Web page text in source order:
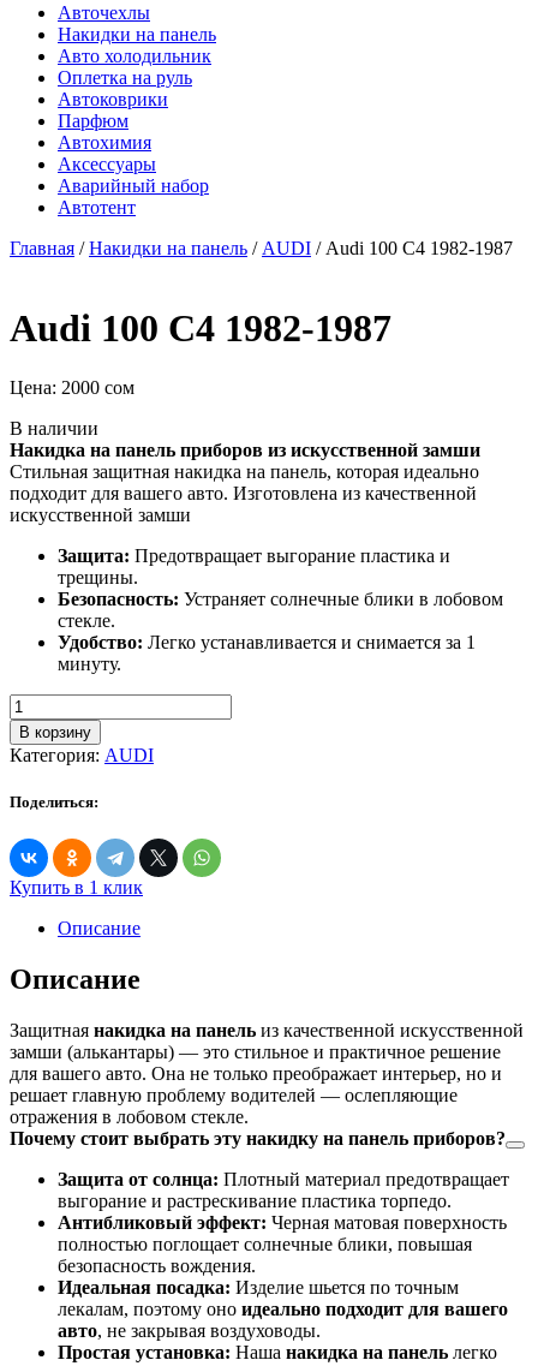
Авточехлы
Накидки на панель
Авто холодильник
Оплетка на руль
Автоковрики
Парфюм
Автохимия
Аксессуары
Аварийный набор
Автотент
Главная /Накидки на панель / AUDI / Audi 100 C4 1982-1987
Audi 100 C4 1982-1987
Цена: 2000 сом
В наличии
Накидка на панель приборов из искусственной замши
Стильная защитная накидка на панель, которая идеально
подходит для вашего авто. Изготовлена из качественной
искусственной замши
Защита: Предотвращает выгорание пластика и
трещины.
Безопасность: Устраняет солнечные блики в лобовом
стекле.
Удобство: Легко устанавливается и снимается за 1
минуту.
Количество
товара
Audi
100
1982-
В корзину
Категория: AUDI
Поделиться:
Купить в 1 клик
Описание
Описание
Защитная накидка на панель из качественной искусственной
замши (алькантары) — это стильное и практичное решение
для вашего авто. Она не только преображает интерьер, но и
решает главную проблему водителей — ослепляющие
отражения в лобовом стекле.
Почему стоит выбрать эту накидку на панель приборов?
Защита от солнца: Плотный материал предотвращает
выгорание и растрескивание пластика торпедо.
Антибликовый эффект: Черная матовая поверхность
полностью поглощает солнечные блики, повышая
безопасность вождения.
Идеальная посадка: Изделие шьется по точным
лекалам, поэтому оно идеально подходит для вашего
авто, не закрывая воздуховоды.
Простая установка: Наша накидка на панель легко